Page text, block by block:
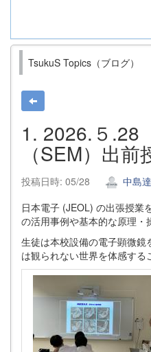
TsukuS Topics（ブログ）
1. 2026.５
（SEM）出前
投稿日時: 05/28
中島
日本電子 (JEOL) の出張授業
の活用事例や基本的な原理・
生徒は本校設備の電子顕微
は観られない世界を体感する